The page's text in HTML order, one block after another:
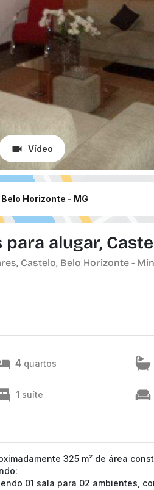
Vídeo
Horizonte - MG
alugar,
Castelo, Belo Horizonte -
4 quartos
1 suíte
325 m² de área
01 sala para 02 ambientes,